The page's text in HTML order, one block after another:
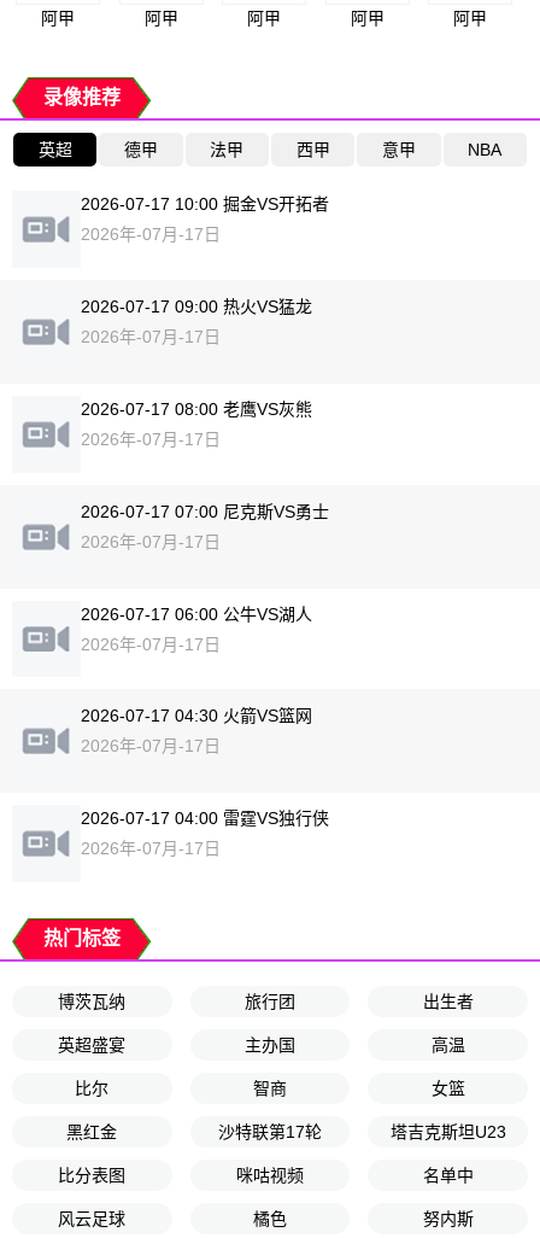
阿甲 阿甲 阿甲 阿甲 阿甲
录像推荐
英超 德甲 法甲 西甲 意甲 NBA
2026-07-17 10:00 掘金VS开拓者
2026年-07月-17日
2026-07-17 09:00 热火VS猛龙
2026年-07月-17日
2026-07-17 08:00 老鹰VS灰熊
2026年-07月-17日
2026-07-17 07:00 尼克斯VS勇士
2026年-07月-17日
2026-07-17 06:00 公牛VS湖人
2026年-07月-17日
2026-07-17 04:30 火箭VS篮网
2026年-07月-17日
2026-07-17 04:00 雷霆VS独行侠
2026年-07月-17日
热门标签
博茨瓦纳 旅行团 出生者
英超盛宴 主办国 高温
比尔 智商 女篮
黑红金 沙特联第17轮 塔吉克斯坦U23
比分表图 咪咕视频 名单中
风云足球 橘色 努内斯